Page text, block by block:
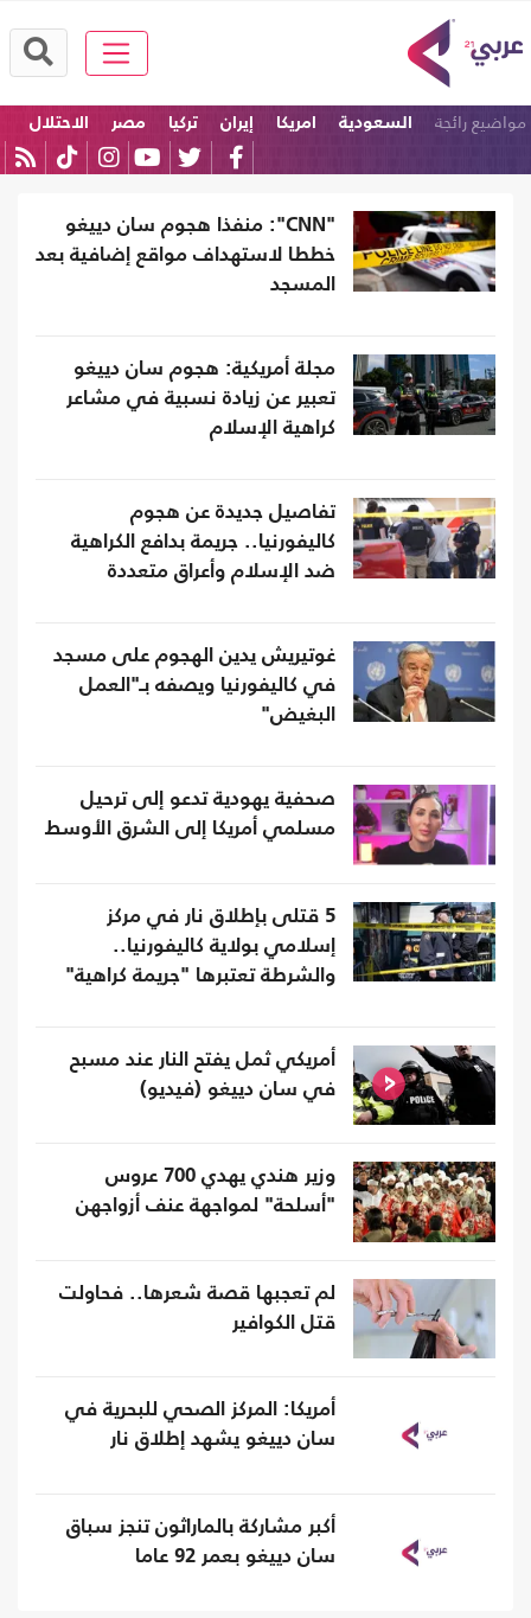
مواضيع رائجة السعودية امريكا إيران تركيا مصر الاحتلال
"CNN": منفذا هجوم سان دييغو
خططا لاستهداف مواقع إضافية بعد
المسجد
مجلة أمريكية: هجوم سان دييغو
تعبير عن زيادة نسبية في مشاعر
كراهية الإسلام
تفاصيل جديدة عن هجوم
كاليفورنيا.. جريمة بدافع الكراهية
ضد الإسلام وأعراق متعددة
غوتيريش يدين الهجوم على مسجد
في كاليفورنيا ويصفه بـ"العمل
البغيض"
صحفية يهودية تدعو إلى ترحيل
مسلمي أمريكا إلى الشرق الأوسط
5 قتلى بإطلاق نار في مركز
إسلامي بولاية كاليفورنيا..
والشرطة تعتبرها "جريمة كراهية"
أمريكي ثمل يفتح النار عند مسبح
في سان دييغو (فيديو)
وزير هندي يهدي 700 عروس
"أسلحة" لمواجهة عنف أزواجهن
لم تعجبها قصة شعرها.. فحاولت
قتل الكوافير
أمريكا: المركز الصحي للبحرية في
سان دييغو يشهد إطلاق نار
أكبر مشاركة بالماراثون تنجز سباق
سان دييغو بعمر 92 عاما